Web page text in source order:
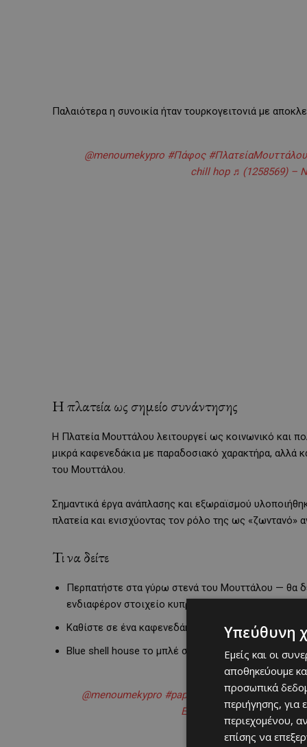
Παλαιότερα η συνοικία ήταν τουρκογειτονιά με
@menoumekypro #Πάφος #ΠλατείαΜουττάλου
chill hop ♬(1258569) –
Η πλατεία ως σημείο συνάντησης
Η Πλατεία Μουττάλου λειτουργεί ως κοινωνικό και
μικρά καφενεδάκια με παραδοσιακό χαρακτήρα, αλλά
του Μουττάλου.
Σημαντικά έργα ανάπλασης και εξωραϊσμού
πλατεία και ενισχύοντας τον ρόλο της ως «ζωντανό»
Τι να δείτε
Περπατήστε στα γύρω στενά του Μουττάλου — θα
ενδιαφέρον στοιχείο κυπρο-οθωμανικής
Καθίστε σε ένα καφενεδάκι στην πλατεία
Blue shell house το μπλέ σπίτι με τα κοχύλια
@menoumekypro #paphos #cyprustiktok
Emotional Inspiring Music
Υπεύθυνη
Εμείς και οι
αποθηκεύουμε
προσωπικά
περιήγησης, για
περιεχομένου,
επίσης να